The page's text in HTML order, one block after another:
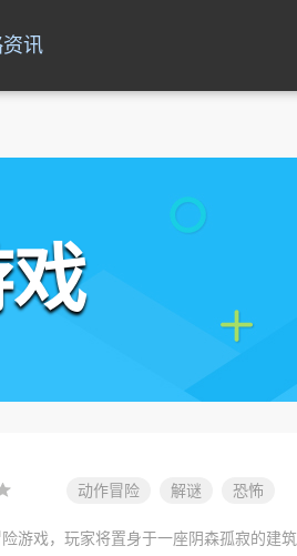
讯
动作冒险 解谜 恐怖
游戏，玩家将置身于一座阴森孤寂的建筑